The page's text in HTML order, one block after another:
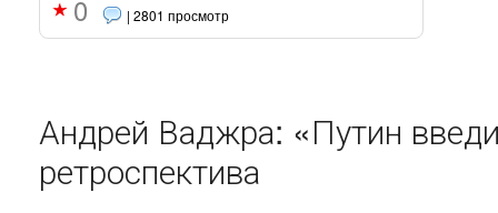
0 | 2801 просмотр
Андрей Ваджра: «Путин
ретроспектива